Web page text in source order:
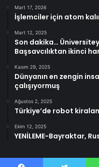
Mart 17, 2026
İşlemciler için atom
Mart 12, 2025
Son dakika…
Başsavcılıktan ikinci
Kasım 29, 2025
Dünyanın en zengin
çalışıyormuş
Ağustos 2, 2025
Türkiye’de robot
Ekim 12, 2025
YENİLEME-Bayraktar,